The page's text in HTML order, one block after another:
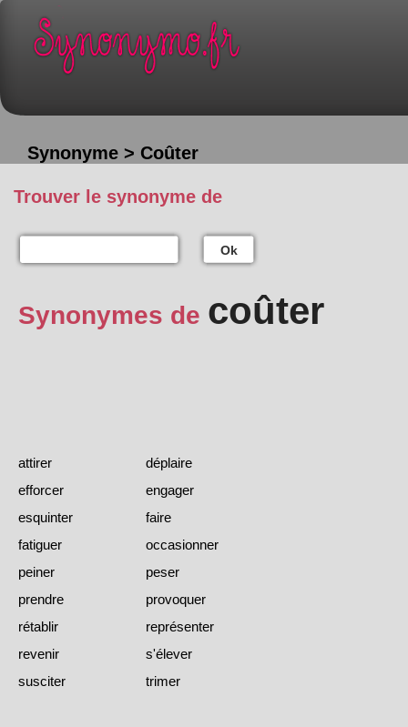
Synonyme > Coûter
Trouver le synonyme de
Ok
Synonymes de coûter
attirer
déplaire
efforcer
engager
esquinter
faire
fatiguer
occasionner
peiner
peser
prendre
provoquer
rétablir
représenter
revenir
s'élever
susciter
trimer